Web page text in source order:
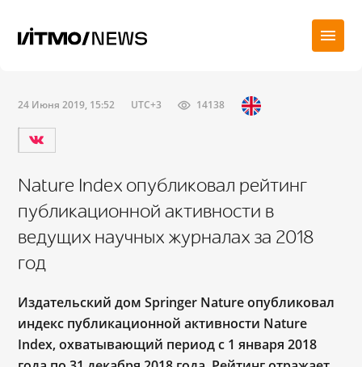
24 Июня 2019, 15:52 UTC+3 14138
Nature Index опубликовал рейтинг
публикационной активности в
ведущих научных журналах за 2018
год
Издательский дом Springer Nature опубликовал
индекс публикационной активности Nature
Index, охватывающий период с 1 января 2018